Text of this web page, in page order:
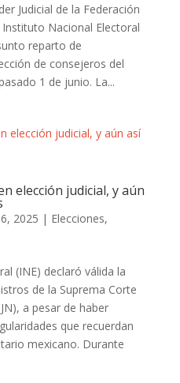
Judicial de la Federación
Instituto Nacional Electoral
reparto de
de consejeros del
1 de junio. La...
elección judicial, y aún
2025 | Elecciones,
(INE) declaró válida la
de la Suprema Corte
a pesar de haber
que recuerdan
mexicano. Durante